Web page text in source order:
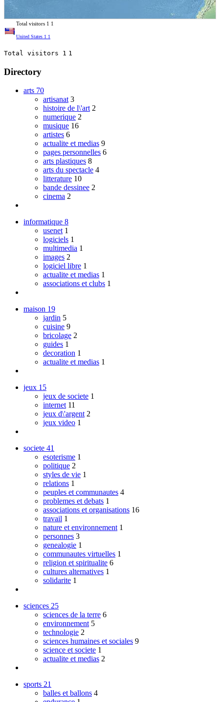
Total visitors 1 1
United States 1 1
Total visitors 1 1
Directory
arts 70
artisanat 3
histoire de l\'art 2
numerique 2
musique 16
artistes 6
actualite et medias 9
pages personnelles 6
arts plastiques 8
arts du spectacle 4
litterature 10
bande dessinee 2
cinema 2
informatique 8
usenet 1
logiciels 1
multimedia 1
images 2
logiciel libre 1
actualite et medias 1
associations et clubs 1
maison 19
jardin 5
cuisine 9
bricolage 2
guides 1
decoration 1
actualite et medias 1
jeux 15
jeux de societe 1
internet 11
jeux d\'argent 2
jeux video 1
societe 41
esoterisme 1
politique 2
styles de vie 1
relations 1
peuples et communautes 4
problemes et debats 1
associations et organisations 16
travail 1
nature et environnement 1
personnes 3
genealogie 1
communautes virtuelles 1
religion et spiritualite 6
cultures alternatives 1
solidarite 1
sciences 25
sciences de la terre 6
environnement 5
technologie 2
sciences humaines et sociales 9
science et societe 1
actualite et medias 2
sports 21
balles et ballons 4